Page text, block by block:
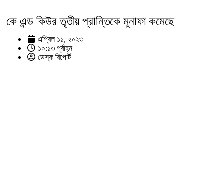
কে এন্ড কিউর তৃতীয় প্রান্তিকে মুনাফা কমেছে
এপ্রিল ১১, ২০২৩
১০:১৩ পূর্বাহ্ন
ডেস্ক রিপোর্ট